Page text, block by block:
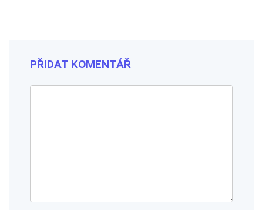
PŘIDAT KOMENTÁŘ